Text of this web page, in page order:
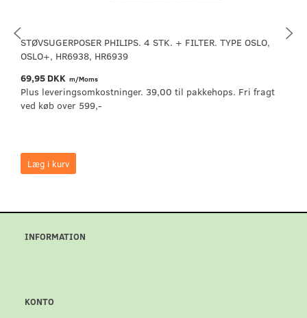
STØVSUGERPOSER PHILIPS. 4 STK. + FILTER. TYPE OSLO,
OSLO+, HR6938, HR6939
69,95 DKK m/Moms
Plus leveringsomkostninger. 39,00 til pakkehops. Fri fragt
ved køb over 599,-
Læg i kurv
INFORMATION
KONTO